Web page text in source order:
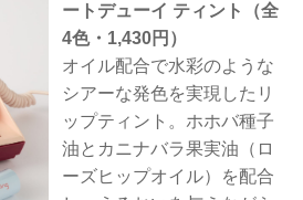
ートデューイ ティント（全
4色・1,430円）
オイル配合で水彩のような
シアーな発色を実現したリ
ップティント。ホホバ種子
油とカニナバラ果実油（ロ
ーズヒップオイル）を配合